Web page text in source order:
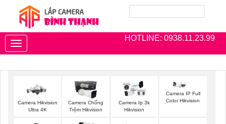
HOTLINE: 0938.11.23.99
Toggle
navigation
Camera Hikvision
Ultra 4K
Camera Chống
Trộm Hikvision
Camera Ip 3k
Hikvision
Camera IP Full
Color Hikvision